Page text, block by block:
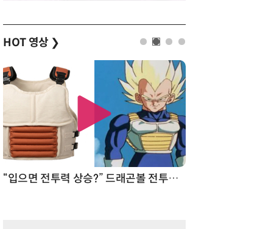
HOT 영상 ❯
“입으면 전투력 상승?” 드래곤볼 전투복 닮은 중량조끼